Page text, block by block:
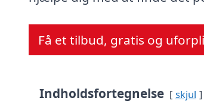
Få et tilbud, gratis og
Indholdsfortegnelse skjul